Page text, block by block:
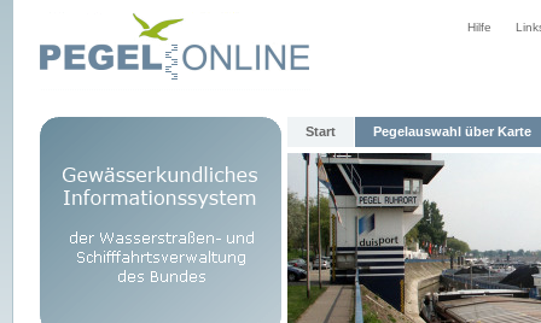
Hilfe
Start Pegelauswahl über Karte